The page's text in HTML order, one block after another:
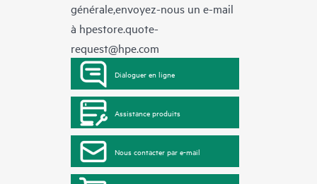
générale,envoyez-nous un e-mail
à hpestore.quote-
request@hpe.com
Dialoguer en ligne
Assistance produits
Nous contacter par e-mail